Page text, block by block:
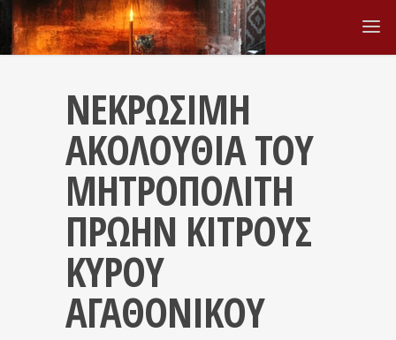
ΝΕΚΡΩΣΙΜΗ
ΑΚΟΛΟΥΘΙΑ ΤΟΥ
ΜΗΤΡΟΠΟΛΙΤΗ
ΠΡΩΗΝ ΚΙΤΡΟΥΣ
ΚΥΡΟΥ
ΑΓΑΘΟΝΙΚΟΥ